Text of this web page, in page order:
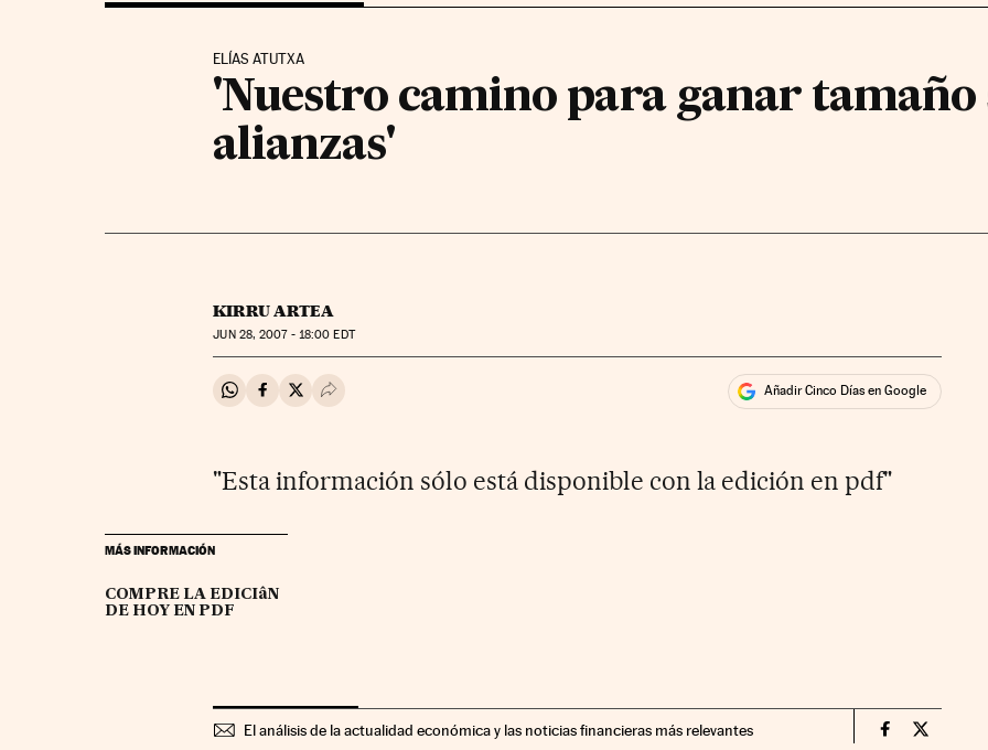
ELÍAS ATUTXA
'Nuestro camino para ganar tamaño
alianzas'
KIRRU ARTEA
JUN28, 2007 - 18:00 EDT
Compartir en Whatsapp
Compartir en Facebook
Compartir en Twitter
Desplegar Redes Sociales Añadir Cinco Días en Google
"Esta información sólo está disponible con la edición en pdf"
MÁS INFORMACIÓN
COMPRE LA EDICIâN
DE HOY EN PDF
El análisis de la actualidad económica y las noticias financieras más relevantes Companias